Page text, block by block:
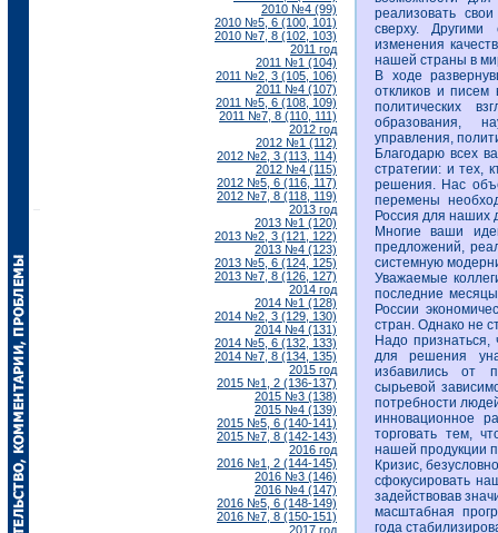
2010 №4 (99)
2010 №5, 6 (100, 101)
2010 №7, 8 (102, 103)
2011 год
2011 №1 (104)
2011 №2, 3 (105, 106)
2011 №4 (107)
2011 №5, 6 (108, 109)
2011 №7, 8 (110, 111)
2012 год
2012 №1 (112)
2012 №2, 3 (113, 114)
2012 №4 (115)
2012 №5, 6 (116, 117)
2012 №7, 8 (118, 119)
2013 год
2013 №1 (120)
2013 №2, 3 (121, 122)
2013 №4 (123)
2013 №5, 6 (124, 125)
2013 №7, 8 (126, 127)
2014 год
2014 №1 (128)
2014 №2, 3 (129, 130)
2014 №4 (131)
2014 №5, 6 (132, 133)
2014 №7, 8 (134, 135)
2015 год
2015 №1, 2 (136-137)
2015 №3 (138)
2015 №4 (139)
2015 №5, 6 (140-141)
2015 №7, 8 (142-143)
2016 год
2016 №1, 2 (144-145)
2016 №3 (146)
2016 №4 (147)
2016 №5, 6 (148-149)
2016 №7, 8 (150-151)
2017 год
реализовать
сверху.
изменения
нашей страны в
В ходе
откликов и
политических
образования,
управления,
Благодарю всех
стратегии: и тех,
решения. Нас
перемены
Россия для наших
Многие ваши
предложений,
системную
Уважаемые
последние
России
стран. Однако не
Надо
для решения
избавились от
сырьевой
потребности
инновационное
торговать тем,
нашей продукции
Кризис,
сфокусировать
задействовав
масштабная
года